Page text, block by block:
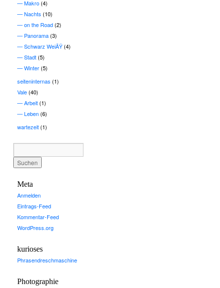
Makro(4)
Nachts (10)
on the Road(2)
Panorama(3)
Schwarz WeiÃŸ(4)
Stadt(5)
Winter(5)
seiteninternas (1)
Vale(40)
Arbeit(1)
Leben(6)
wartezeit(1)
Meta
Anmelden
Eintrags-Feed
Kommentar-Feed
WordPress.org
kurioses
Phrasendreschmaschine
Photographie